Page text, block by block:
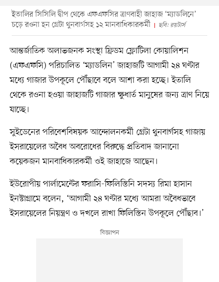
ইতালির সিসিলি দ্বীপ থেকে এফএফসির ত্রাণবাহী জাহাজ ‘ম্যাডলিনে’
চড়ে রওনা হন গ্রেটা থুনবার্গসহ ১২ মানবাধিকারকর্মী
ছবি: রয়টার্স
আন্তর্জাতিক অলাভজনক সংস্থা ফ্রিডম ফ্লোটিলা কোয়ালিশন
(এফএফসি) পরিচালিত ‘ম্যাডলিন’ জাহাজটি আগামী ২৪ ঘণ্টার
মধ্যে গাজার উপকূলে পৌঁছাবে বলে আশা করা হচ্ছে। ইতালি
থেকে রওনা হওয়া জাহাজটি গাজার ক্ষুধার্ত মানুষের জন্য ত্রাণ নিয়ে
যাচ্ছে।
সুইডেনের পরিবেশবিষয়ক আন্দোলনকর্মী গ্রেটা থুনবার্গসহ গাজায়
ইসরায়েলের অবৈধ অবরোধের বিরুদ্ধে প্রতিবাদ জানানো
কয়েকজন মানবাধিকারকর্মী ওই জাহাজে আছেন।
ইউরোপীয় পার্লামেন্টের ফরাসি-ফিলিস্তিনি সদস্য রিমা হাসান
ইনস্টাগ্রামে বলেন, ‘আগামী ২৪ ঘণ্টার মধ্যে আমরা অবৈধভাবে
ইসরায়েলের নিয়ন্ত্রণ ও দখলে রাখা ফিলিস্তিন উপকূলে পৌঁছাব।’